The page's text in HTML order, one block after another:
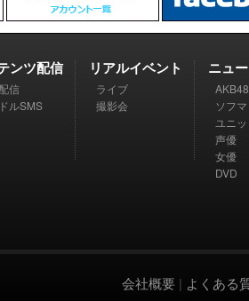
ンツ配信
信
ルSMS
リアルイベント
ライブ
撮影会
ニュ
AKB48
ソフ
ユニ
声優
女優
DVD
会社概要 | よくある